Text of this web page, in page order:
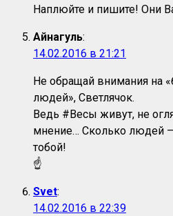
Наплюйте и пишите! Они
Айнагуль:
14.02.2016 в 21:21
Не обращай внимания на
людей», Светлячок.
Ведь #Весы живут, не
мнение… Сколько людей
тобой!
☝
Svet:
14.02.2016 в 22:39